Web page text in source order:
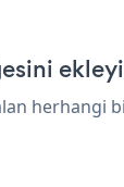
herhangi